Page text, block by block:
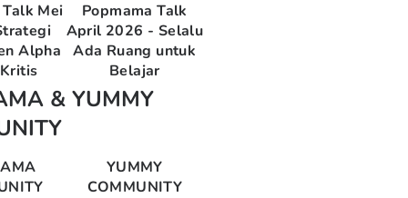
Mei
Alpha
Popmama Talk
April 2026 - Selalu
Ada Ruang untuk
Belajar
& YUMMY
YUMMY
COMMUNITY